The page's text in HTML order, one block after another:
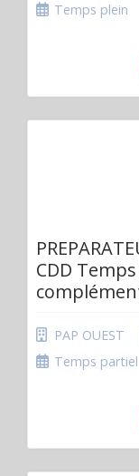
Temps plein
CDD
PAP OUEST
Temps partiel